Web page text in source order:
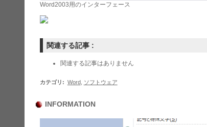
Word2003用のインターフェース
関連する記事 :
関連する記事はありません
カテゴリ : Word, ソフトウェア
INFORMATION